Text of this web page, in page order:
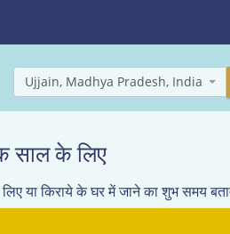
Ujjain, Madhya Pradesh, India
साल के लिए
या किराये के घर में जाने का शुभ समय